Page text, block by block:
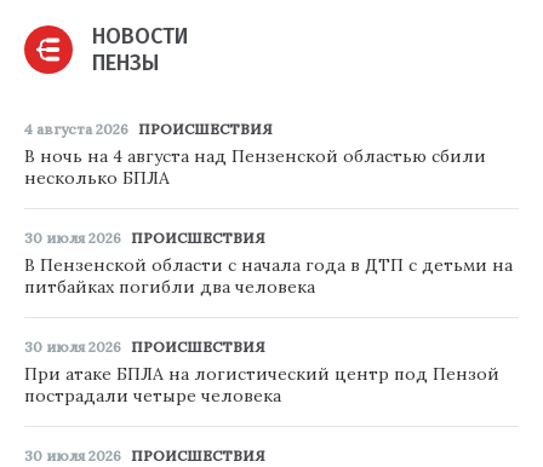
НОВОСТИ
ПЕНЗЫ
4 августа 2026 ПРОИСШЕСТВИЯ
В ночь на 4 августа над Пензенской областью сбили
несколько БПЛА
30 июля 2026 ПРОИСШЕСТВИЯ
В Пензенской области с начала года в ДТП с детьми на
питбайках погибли два человека
30 июля 2026 ПРОИСШЕСТВИЯ
При атаке БПЛА на логистический центр под Пензой
пострадали четыре человека
30 июля 2026 ПРОИСШЕСТВИЯ